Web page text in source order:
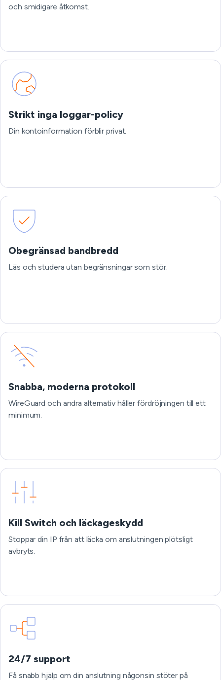
och smidigare åtkomst.
Strikt inga loggar-policy
Din kontoinformation förblir privat.
Obegränsad bandbredd
Läs och studera utan begränsningar som stör.
Snabba, moderna protokoll
WireGuard och andra alternativ håller fördröjningen till ett
minimum.
Kill Switch och läckageskydd
Stoppar din IP från att läcka om anslutningen plötsligt
avbryts.
24/7 support
Få snabb hjälp om din anslutning någonsin stöter på